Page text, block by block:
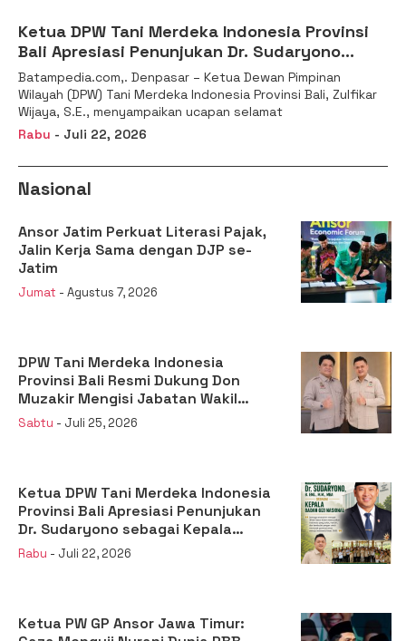
Ketua DPW Tani Merdeka Indonesia Provinsi
Bali Apresiasi Penunjukan Dr. Sudaryono
sebagai Kepala Badan Gizi Nasional
Batampedia.com,. Denpasar – Ketua Dewan Pimpinan
Wilayah (DPW) Tani Merdeka Indonesia Provinsi Bali, Zulfikar
Wijaya, S.E., menyampaikan ucapan selamat
Rabu - Juli 22, 2026
Nasional
Ansor Jatim Perkuat Literasi Pajak,
Jalin Kerja Sama dengan DJP se-
Jatim
Jumat - Agustus 7, 2026
DPW Tani Merdeka Indonesia
Provinsi Bali Resmi Dukung Don
Muzakir Mengisi Jabatan Wakil
Menteri Pertanian RI
Sabtu - Juli 25, 2026
Ketua DPW Tani Merdeka Indonesia
Provinsi Bali Apresiasi Penunjukan
Dr. Sudaryono sebagai Kepala
Badan Gizi Nasional
Rabu - Juli 22, 2026
Ketua PW GP Ansor Jawa Timur: